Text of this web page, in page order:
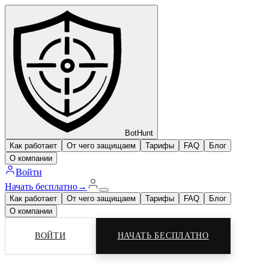
BotHunt
Как работает
От чего защищаем Тарифы FAQ
Блог
О компании
Войти
Начать бесплатно→
Как работает От чего защищаем Тарифы FAQ
Блог
О компании
ВОЙТИ НАЧАТЬ БЕСПЛАТНО